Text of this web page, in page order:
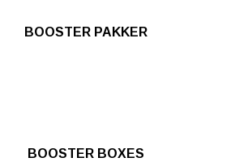
BOOSTER PAKKER
BOOSTER BOXES